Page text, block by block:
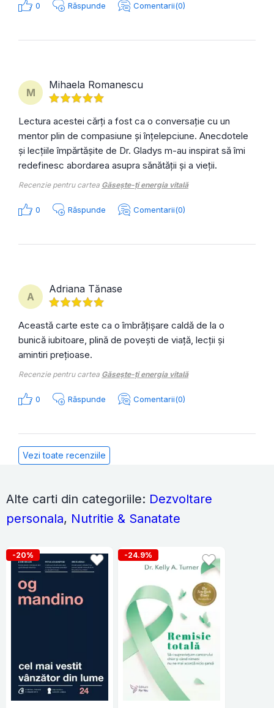
0 Răspunde Comentarii(0)
M
Mihaela Romanescu
Lectura acestei cărți a fost ca o conversație cu un
mentor plin de compasiune și înțelepciune. Anecdotele
și lecțiile împărtășite de Dr. Gladys m-au inspirat să îmi
redefinesc abordarea asupra sănătății și a vieții.
Recenzie pentru cartea Găsește-ți energia vitală
0 Răspunde Comentarii(0)
A
Adriana Tănase
Această carte este ca o îmbrățișare caldă de la o
bunică iubitoare, plină de povești de viață, lecții și
amintiri prețioase.
Recenzie pentru cartea Găsește-ți energia vitală
0 Răspunde Comentarii(0)
Vezi toate recenziile
Alte carti din categoriile: Dezvoltare
personala, Nutritie & Sanatate
-20% -24.9%